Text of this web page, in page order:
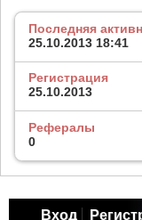
Последняя
25.10.2013 18:41
Регистрация
25.10.2013
Рефералы
0
Вход